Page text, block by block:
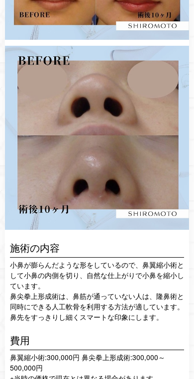
施術の内容
小鼻が膨らんだような形をしているので、鼻翼縮小術と
して小鼻の内側を切り、自然な仕上がりで小鼻を縮小し
ています。
鼻尖拳上形成術は、鼻筋が通っていない人は、隆鼻術と
同時にできる人工軟骨を利用する方法が適しています。
鼻先をすっきりし細くスマートな印象にします。
費用
鼻翼縮小術:300,000円 鼻尖拳上形成術:300,000～
500,000円